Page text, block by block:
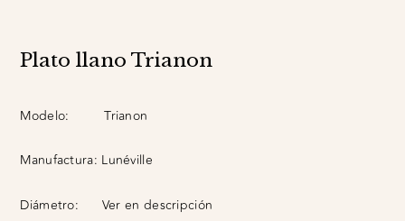
Plato llano Trianon
Modelo:Trianon
Manufactura: Lunéville
Diámetro: Ver en descripción